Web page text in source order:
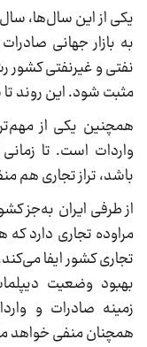
به بازار جهانی
نفتی و غیرنفتی کشور
مثبت شود. این روند تا سال 1396
همچنین یکی از
واردات است. تا
باشد، تراز تجاری هم
از طرفی ایران به‌جز
مراوده تجاری دارد
تجاری کشور ایفا
بهبود وضعیت
زمینه صادرات و
همچنان منفی خواهد